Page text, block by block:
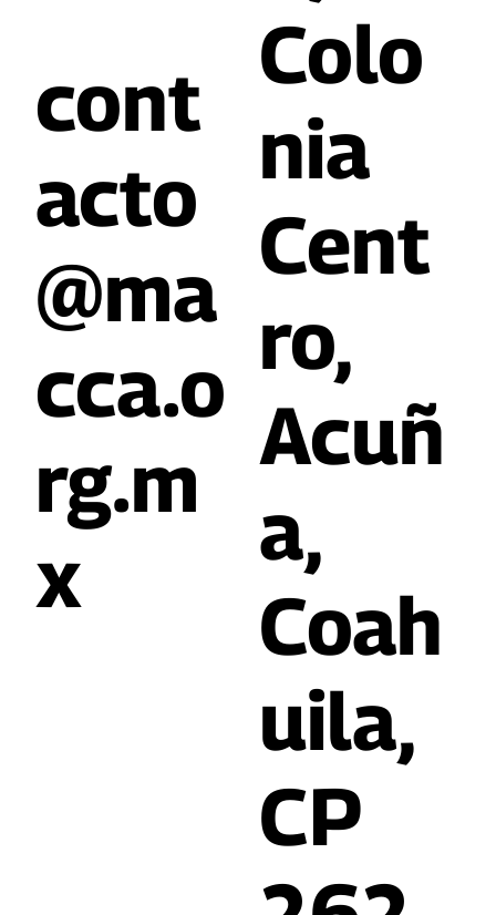
cont
acto
@ma
cca.o
rg.m
x
Colo
nia
Cent
ro,
Acuñ
a,
Coah
uila,
CP